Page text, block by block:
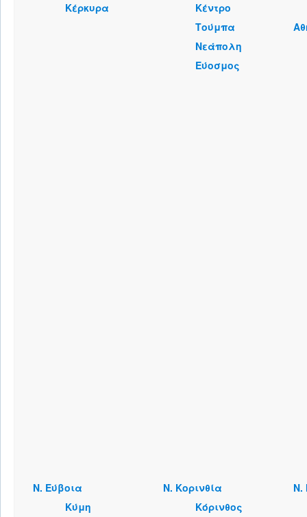
Κέρκυρα
Κέντρο
Τούμπα
Νεάπολη
Εύοσμος
Ν. Εύβοια
Κύμη
Ν. Κορινθία
Κόρινθος
Ν.